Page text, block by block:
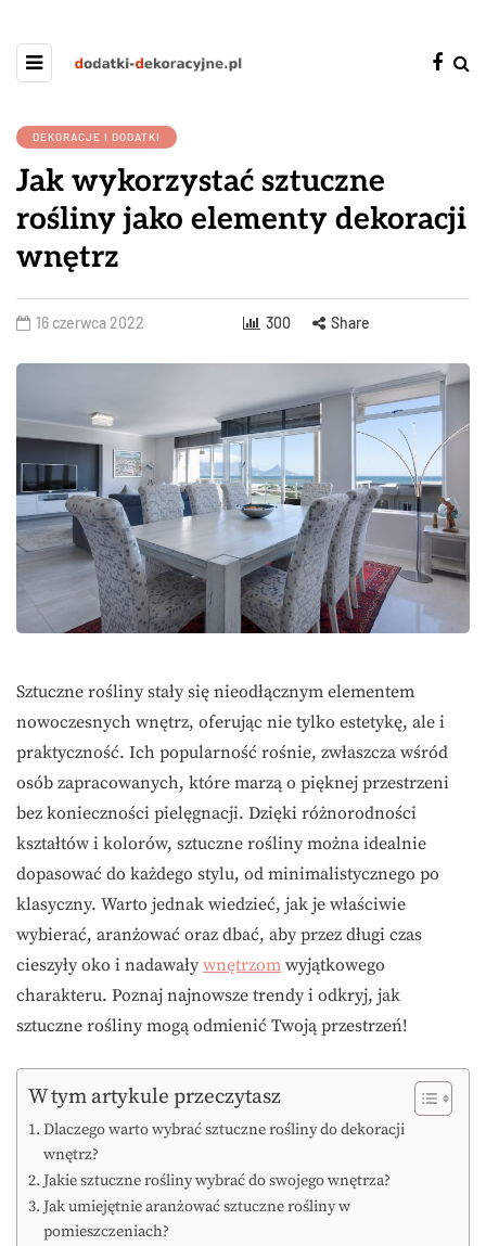
DEKORACJE I DODATKI
Jak wykorzystać sztuczne
rośliny jako elementy dekoracji
wnętrz
16 czerwca 2022 300 Share
Sztuczne rośliny stały się nieodłącznym elementem
nowoczesnych wnętrz, oferując nie tylko estetykę, ale i
praktyczność. Ich popularność rośnie, zwłaszcza wśród
osób zapracowanych, które marzą o pięknej przestrzeni
bez konieczności pielęgnacji. Dzięki różnorodności
kształtów i kolorów, sztuczne rośliny można idealnie
dopasować do każdego stylu, od minimalistycznego po
klasyczny. Warto jednak wiedzieć, jak je właściwie
wybierać, aranżować oraz dbać, aby przez długi czas
cieszyły oko i nadawały wnętrzom wyjątkowego
charakteru. Poznaj najnowsze trendy i odkryj, jak
sztuczne rośliny mogą odmienić Twoją przestrzeń!
W tym artykule przeczytasz
Dlaczego warto wybrać sztuczne rośliny do dekoracji
wnętrz?
Jakie sztuczne rośliny wybrać do swojego wnętrza?
Jak umiejętnie aranżować sztuczne rośliny w
pomieszczeniach?